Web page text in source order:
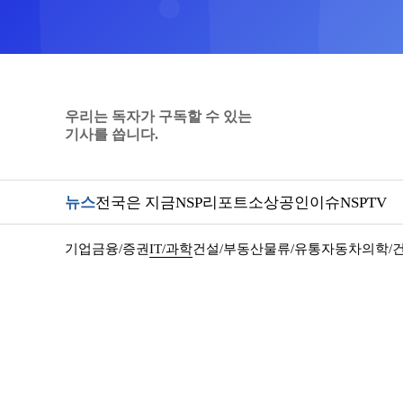
우리는 독자가 구독할 수 있는
기사를 씁니다.
뉴스전국은 지금NSP리포트소상공인이슈NSPTV
기업금융/증권IT/과학건설/부동산물류/유통자동차의학/